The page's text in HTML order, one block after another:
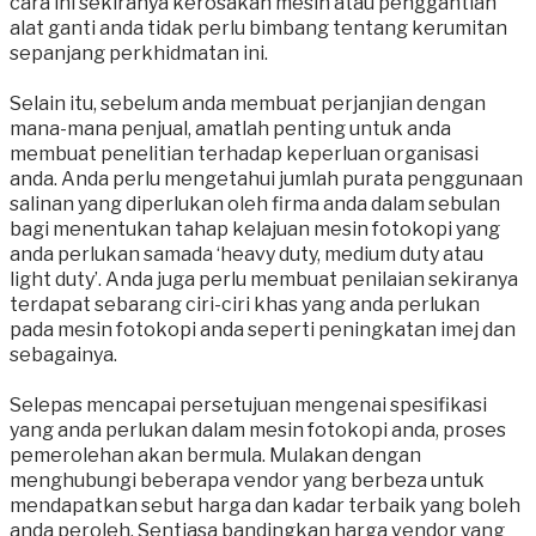
alat ganti anda tidak perlu bimbang tentang kerumitan
sepanjang perkhidmatan ini.
Selain itu, sebelum anda membuat perjanjian dengan
mana-mana penjual, amatlah penting untuk anda
membuat penelitian terhadap keperluan organisasi
anda. Anda perlu mengetahui jumlah purata penggunaan
salinan yang diperlukan oleh firma anda dalam sebulan
bagi menentukan tahap kelajuan mesin fotokopi yang
anda perlukan samada ‘heavy duty, medium duty atau
light duty’. Anda juga perlu membuat penilaian sekiranya
terdapat sebarang ciri-ciri khas yang anda perlukan
pada mesin fotokopi anda seperti peningkatan imej dan
sebagainya.
Selepas mencapai persetujuan mengenai spesifikasi
yang anda perlukan dalam mesin fotokopi anda, proses
pemerolehan akan bermula. Mulakan dengan
menghubungi beberapa vendor yang berbeza untuk
mendapatkan sebut harga dan kadar terbaik yang boleh
anda peroleh. Sentiasa bandingkan harga vendor yang